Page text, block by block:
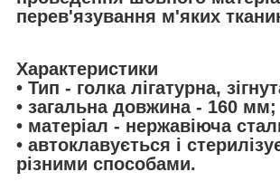
перев'язування м'яких
Характеристики
• Тип - голка лігатурна,
• загальна довжина - 160 мм;
• матеріал - нержавіюча
• автоклавується і
різними способами.